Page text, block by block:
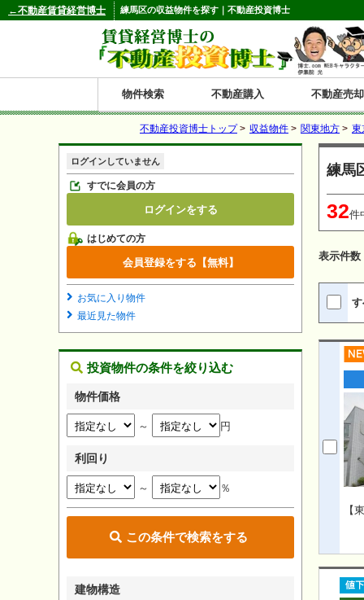
練馬区の収益物件を探す｜不動産投資博士
物件検索
北
海
道
東
北
青森
秋田
岩手
宮城
山形
福島
関
東
東京
埼玉
神奈川
千葉
茨城
栃木
群馬
信
州・
北
新潟
富山
石川
福井
長野
山梨
東
海
静岡
愛知
岐阜
三重
関
西
大阪
兵庫
京都
滋賀
奈良
和歌山
中
国・
四
鳥取
岡山
島根
広島
山口
香川
徳島
愛媛
高知
九
州
福岡
佐賀
長崎
熊本
大分
宮崎
鹿児島
沖縄
不動産購入 不動産売却
←不動産賃貸経営博士
不動産投資博士トップ> 収益物件 > 関東地方 > 東
練馬
32件
表示件数
【
ログインしていません
すでに会員の方
ログインをする
はじめての方
会員登録をする【無料】
お気に入り物件
最近見た物件
投資物件の条件を絞り込む
物件価格
～ 円
利回り
～ ％
この条件で検索をする
建物構造